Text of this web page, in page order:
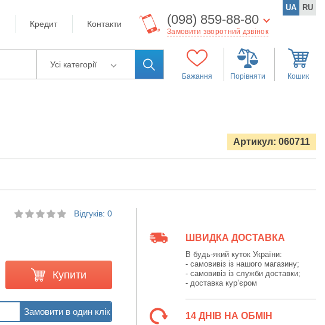
Кредит Контакти (098) 859-88-80
Замовити зворотний дзвінок
UA RU
Усі категорії
Бажання Порівняти Кошик
Артикул: 060711
Відгуків: 0
Купити
ШВИДКА ДОСТАВКА
В будь-який куток України:
- самовивіз із нашого магазину;
- самовивіз із служби доставки;
- доставка кур’єром
14 ДНІВ НА ОБМІН